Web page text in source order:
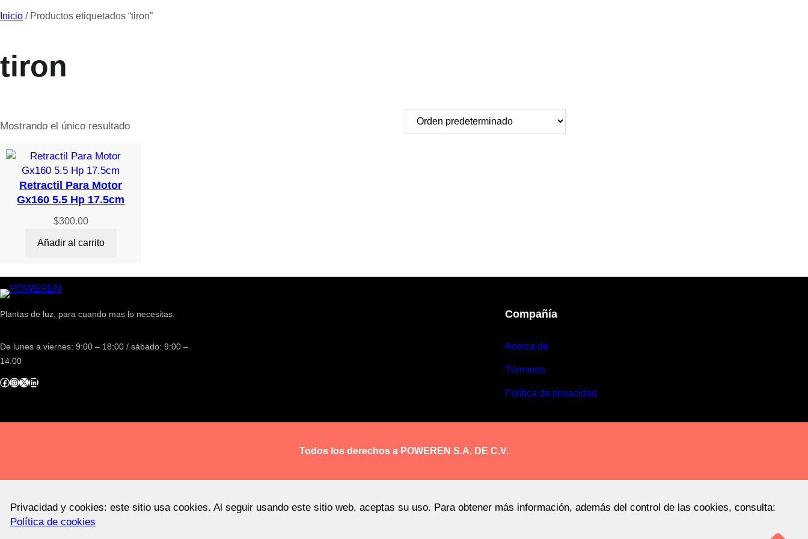
Inicio / Productos etiquetados “tiron”
tiron
Mostrando el único resultado
Retractil Para Motor
Gx160 5.5 Hp 17.5cm
$300.00
Añadir al carrito
Plantas de luz, para cuando mas lo necesitas.
De lunes a viernes: 9:00 – 18:00 / sábado: 9:00 –
14:00
Facebook InstagramX LinkedIn
Compañía
Acerca de
Términos
Política de privacidad
Todos los derechos a POWEREN S.A. DE C.V.
Privacidad y cookies: este sitio usa cookies. Al seguir usando este sitio web, aceptas su uso. Para obtener más información, además del control de las cookies, consulta:
Política de cookies